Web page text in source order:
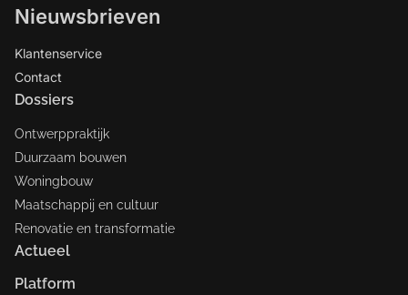
Nieuwsbrieven
Klantenservice
Contact
Dossiers
Ontwerppraktijk
Duurzaam bouwen
Woningbouw
Maatschappij en cultuur
Renovatie en transformatie
Actueel
Platform